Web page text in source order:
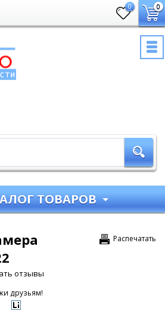
0 0
ТОВАРОВ
Распечатать
отзывы
друзьям!